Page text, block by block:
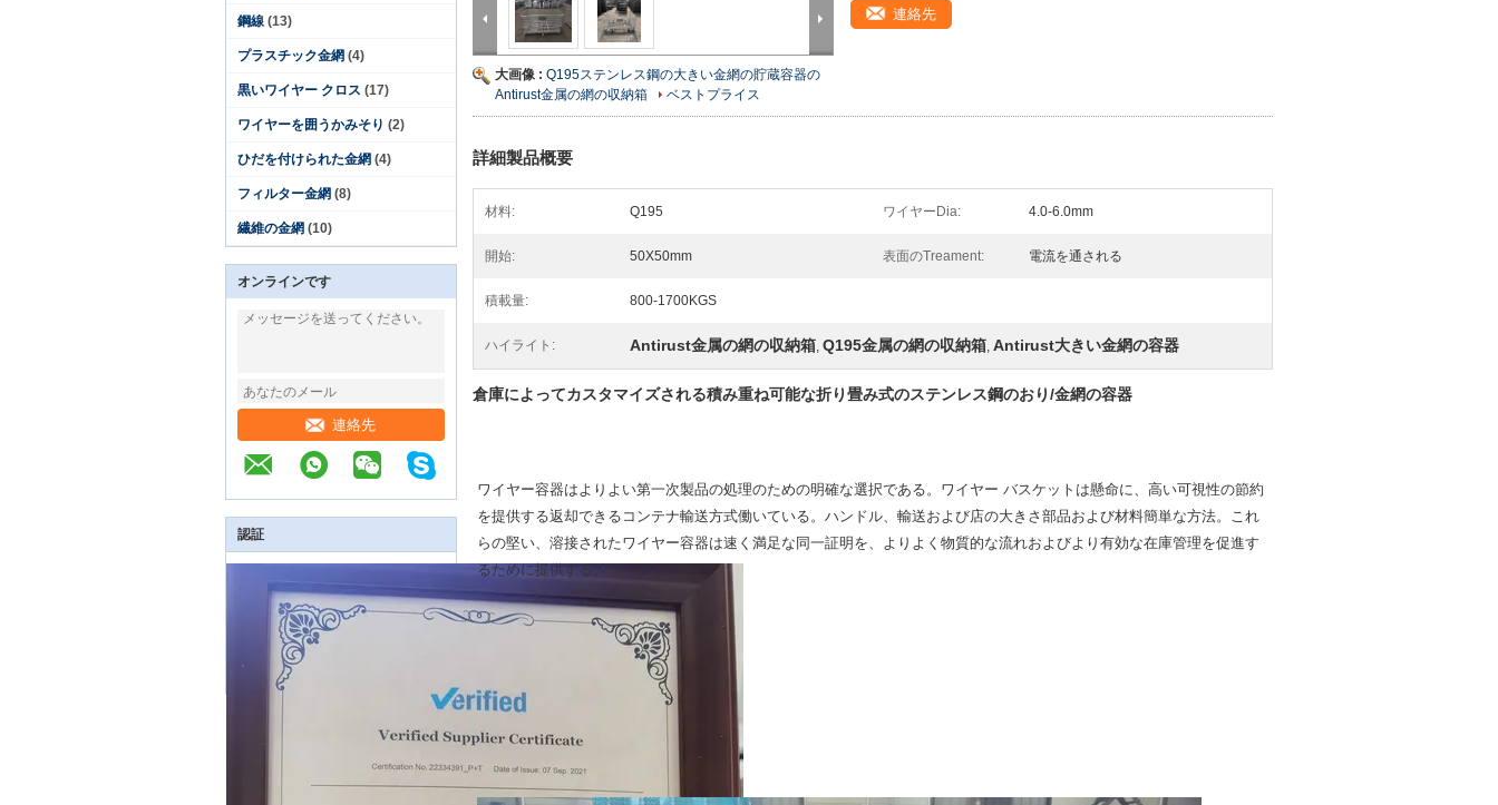
鋼線 (13)
プラスチック金網 (4)
黒いワイヤー クロス (17)
ワイヤーを囲うかみそり (2)
ひだを付けられた金網 (4)
フィルター金網 (8)
繊維の金網 (10)
オンラインです
連絡先
認証
大画像 : Q195ステンレス鋼の大きい金網の貯蔵容器の
Antirust金属の網の収納箱
ベストプライス
連絡先
詳細製品概要
材料: Q195 ワイヤーDia: 4.0-6.0mm
開始: 50X50mm 表面のTreament: 電流を通される
積載量: 800-1700KGS
ハイライト: Antirust金属の網の収納箱, Q195金属の網の収納箱, Antirust大きい金網の容器
倉庫によってカスタマイズされる積み重ね可能な折り畳み式のステンレス鋼のおり/金網の容器
ワイヤー容器はよりよい第一次製品の処理のための明確な選択である。ワイヤー バスケットは懸命に、高い可視性の節約
を提供する返却できるコンテナ輸送方式働いている。ハンドル、輸送および店の大きさ部品および材料簡単な方法。これ
らの堅い、溶接されたワイヤー容器は速く満足な同一証明を、よりよく物質的な流れおよびより有効な在庫管理を促進す
るために提供する。